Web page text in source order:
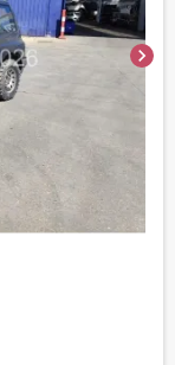
chevron_right